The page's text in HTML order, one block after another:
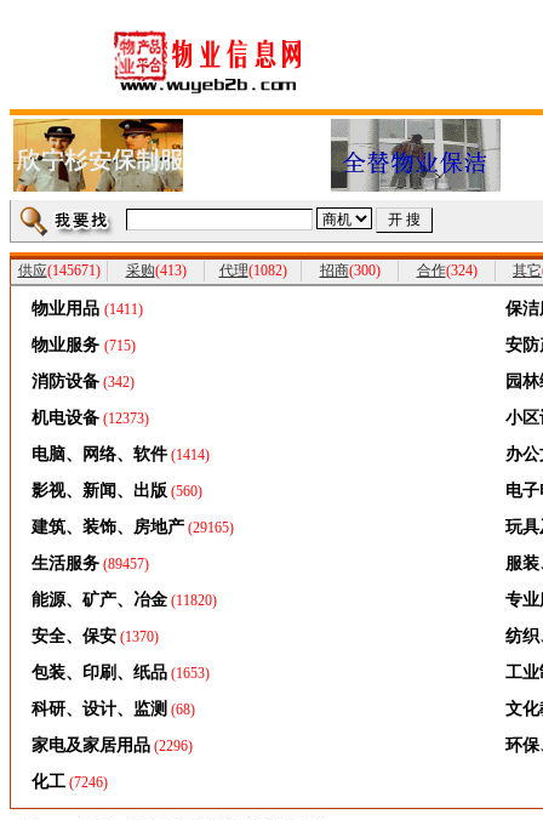
供应(145671) 采购(413) 代理(1082) 招商(300) 合作(324) 其它
物业用品 (1411)
保洁
物业服务 (715)
安防
消防设备 (342)
园
机电设备 (12373)
小区
电脑、网络、软件 (1414)
办
影视、新闻、出版 (560)
电
建筑、装饰、房地产 (29165)
玩具
生活服务 (89457)
服
能源、矿产、冶金 (11820)
专业
安全、保安 (1370)
纺织
包装、印刷、纸品 (1653)
工业
科研、设计、监测 (68)
文化
家电及家居用品 (2296)
环保
化工 (7246)